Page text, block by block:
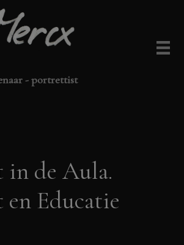
- portrettist
in de Aula.
en Educatie